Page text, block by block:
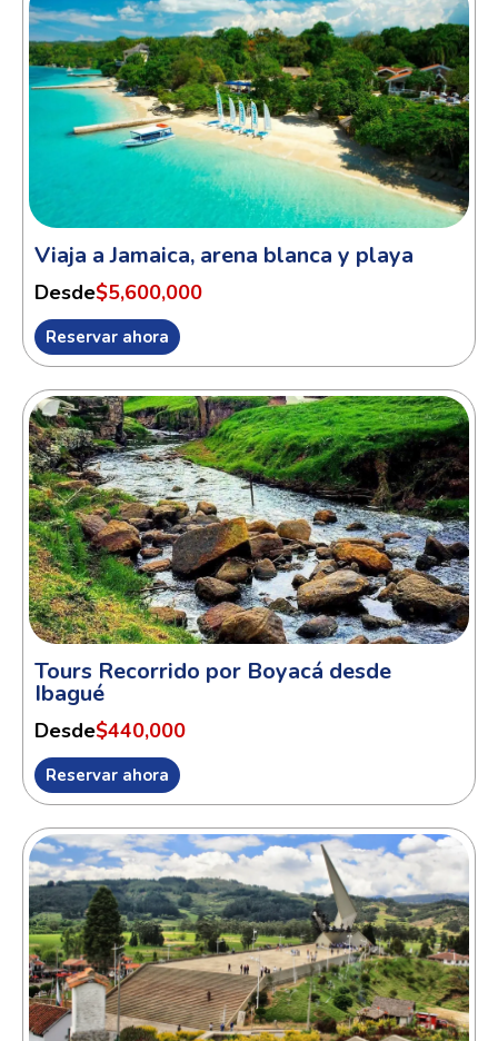
Viaja a Jamaica, arena blanca y playa
Desde$5,600,000
Reservar ahora
Tours Recorrido por Boyacá desde
Ibagué
Desde$440,000
Reservar ahora